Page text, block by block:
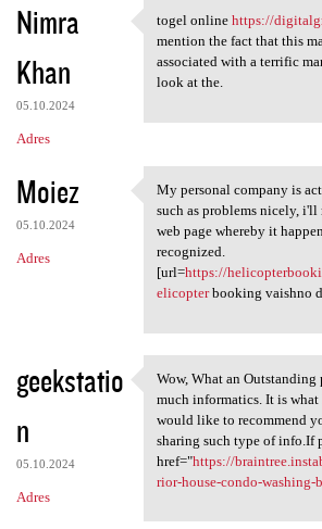
Nimra
Khan
05.10.2024
Adres
togel online https:/
togel online https://
mention the fact that this
associated with a terrific
look at the.
Moiez
05.10.2024
Adres
My personal
My personal company is
such as problems nicely,
web page whereby it
recognized.
[url=https://
elicopterbooking vaishno
geekstatio
n
05.10.2024
Adres
Wow, What an
Wow, What an
much informatics. It is what
would like to recommend
sharing such type of info.If
href="https://
rior-house-condo-washing-